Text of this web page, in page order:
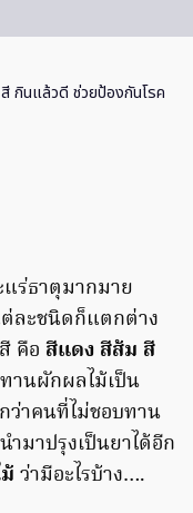
กินแล้วดี ช่วยป้องกันโรค
ร่ธาตุมากมาย
ละชนิดก็แตกต่าง
คือ สีแดง สีส้ม สี
านผักผลไม้เป็น
ว่าคนที่ไม่ชอบทาน
มาปรุงเป็นยาได้อีก
ว่ามีอะไรบ้าง….